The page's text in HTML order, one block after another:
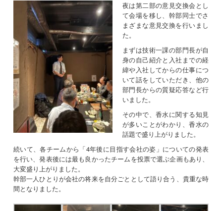
夜は第二部の意見交換会とし
て会場を移し、幹部同士でさ
まざまな意見交換を行いまし
た。
まずは技術一課の部門長が自
身の自己紹介と入社までの経
緯や入社してからの仕事につ
いて話をしていただき、他の
部門長からの質疑応答など行
いました。
その中で、香水に関する知見
が多いことがわかり、香水の
話題で盛り上がりました。
続いて、各チームから「4年後に目指す会社の姿」についての発表
を行い、発表後には最も良かったチームを投票で選ぶ企画もあり、
大変盛り上がりました。
幹部一人ひとりが会社の将来を自分ごととして語り合う、貴重な時
間となりました。